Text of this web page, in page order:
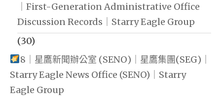
｜First-Generation Administrative Office
Discussion Records｜Starry Eagle Group
(30)
8｜星鷹新聞辦公室 (SENO)｜星鷹集團(SEG)｜
Starry Eagle News Office (SENO)｜Starry
Eagle Group